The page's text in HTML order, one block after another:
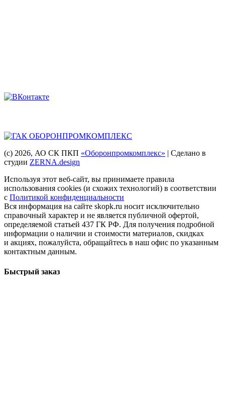
(с) 2026, АО СК ПКП «Оборонпромкомплекс» | Сделано в
студии ZERNA.design
Используя этот веб-сайт, вы принимаете правила
использования cookies (и схожих технологий) в соответствии
с Политикой конфиденциальности
Вся информация на сайте skopk.ru носит исключительно
справочный характер и не является публичной офертой,
определяемой статьей 437 ГК РФ. Для получения подробной
информации о наличии и стоимости материалов, скидках
и акциях, пожалуйста, обращайтесь в наш офис по указанным
контактным данным.
Быстрый заказ